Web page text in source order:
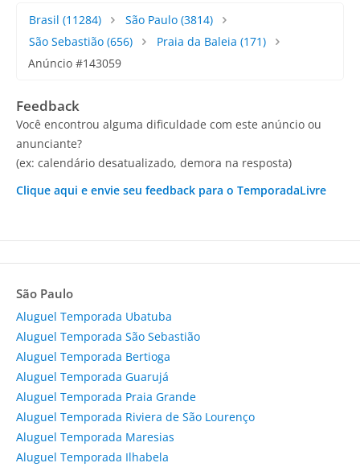
Brasil (11284) São Paulo(3814)
São Sebastião (656) Praia da Baleia (171)
Anúncio #143059
Feedback
Você encontrou alguma dificuldade com este anúncio ou
anunciante?
(ex: calendário desatualizado, demora na resposta)
Clique aqui e envie seu feedback para o TemporadaLivre
São Paulo
Aluguel Temporada Ubatuba
Aluguel Temporada São Sebastião
Aluguel Temporada Bertioga
Aluguel Temporada Guarujá
Aluguel Temporada Praia Grande
Aluguel Temporada Riviera de São Lourenço
Aluguel Temporada Maresias
Aluguel Temporada Ilhabela